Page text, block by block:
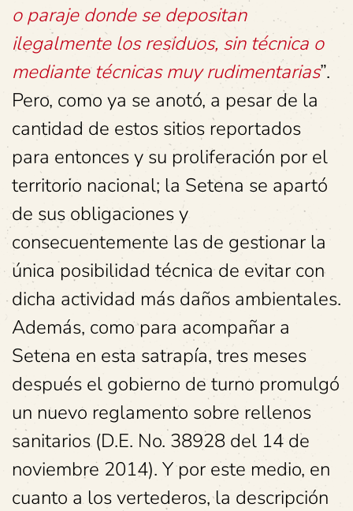
o paraje donde se depositan
ilegalmente los residuos, sin técnica o
mediante técnicas muy rudimentarias”.
Pero, como ya se anotó, a pesar de la
cantidad de estos sitios reportados
para entonces y su proliferación por el
territorio nacional; la Setena se apartó
de sus obligaciones y
consecuentemente las de gestionar la
única posibilidad técnica de evitar con
dicha actividad más daños ambientales.
Además, como para acompañar a
Setena en esta satrapía, tres meses
después el gobierno de turno promulgó
un nuevo reglamento sobre rellenos
sanitarios (D.E. No. 38928 del 14 de
noviembre 2014). Y por este medio, en
cuanto a los vertederos, la descripción